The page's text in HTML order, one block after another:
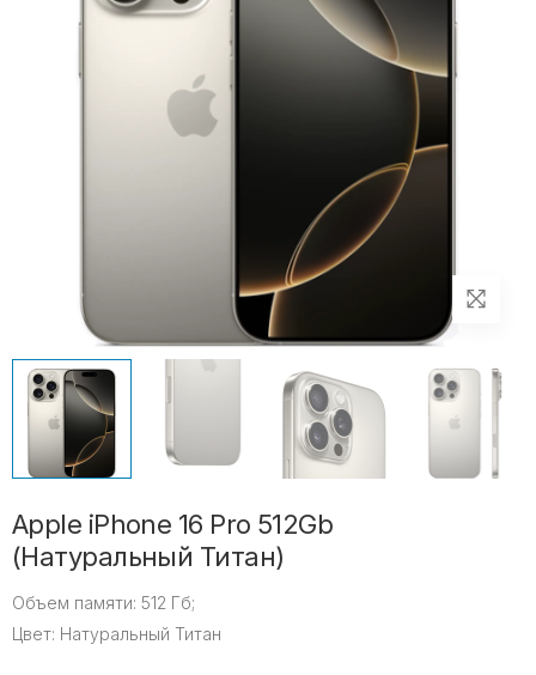
Apple iPhone 16 Pro 512Gb
(Натуральный Титан)
Объем памяти: 512 Гб;
Цвет: Натуральный Титан